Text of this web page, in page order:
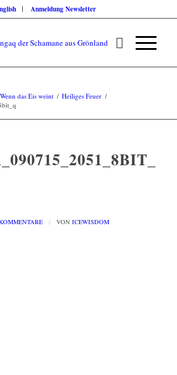
Anmeldung Newsletter
Wenn das Eis weint / Heiliges Feuer /
/ VON ICEWISDOM